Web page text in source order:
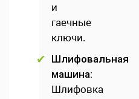
и
гаечные
ключи.
Шлифовальная
машина:
Шлифовка